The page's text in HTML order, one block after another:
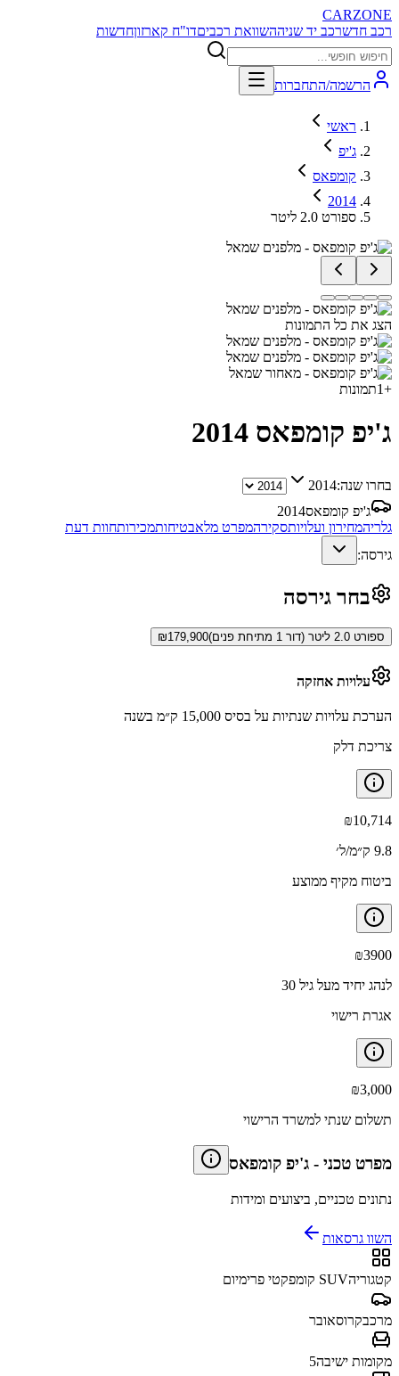
CARZONE
רכב חדשרכב יד שניההשוואת רכביםדו"ח קארזוןחדשות
הרשמה/התחברות
ראשי
ג'יפ
קומפאס
2014
ספורט 2.0 ליטר
הצג את כל התמונות
+
1תמונות
ג'יפ קומפאס 2014
בחרו שנה:2014
ג'יפ קומפאס2014
גלריהמחירון ועלויותסקירהמפרט מלאבטיחותמכירותחוות דעת
גירסה:
בחר גירסה
ספורט 2.0 ליטר (דור 1 מתיחת פנים) ₪179,900
עלויות אחזקה
הערכת עלויות שנתיות על בסיס 15,000 ק״מ בשנה
צריכת דלק
₪10,714
9.8 ק״מ/ל׳
ביטוח מקיף ממוצע
₪3900
לנהג יחיד מעל גיל 30
אגרת רישוי
₪3,000
תשלום שנתי למשרד הרישוי
מפרט טכני - ג'יפ קומפאס
נתונים טכניים, ביצועים ומידות
השוו גרסאות
קטגוריהSUV קומפקטי פרימיום
מרכבקרוסאובר
מקומות ישיבה5